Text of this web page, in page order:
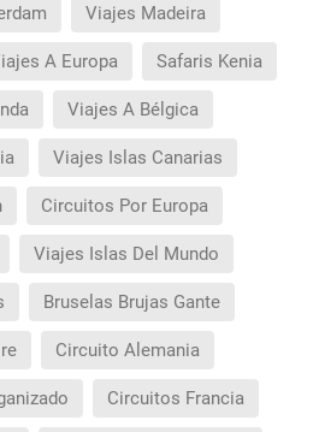
Viajes Madeira
A Europa Safaris Kenia
Viajes A Bélgica
Viajes Islas Canarias
Circuitos Por Europa
Viajes Islas Del Mundo
Bruselas Brujas Gante
Circuito Alemania
Circuitos Francia